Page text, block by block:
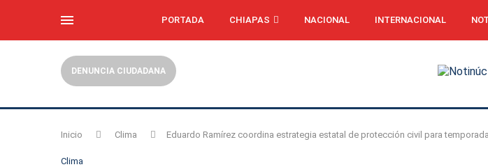
PORTADA CHIAPAS NACIONAL INTERNACIONAL
DENUNCIA CIUDADANA
Inicio Clima Eduardo Ramírez coordina estrategia estatal de protección civil para
Clima